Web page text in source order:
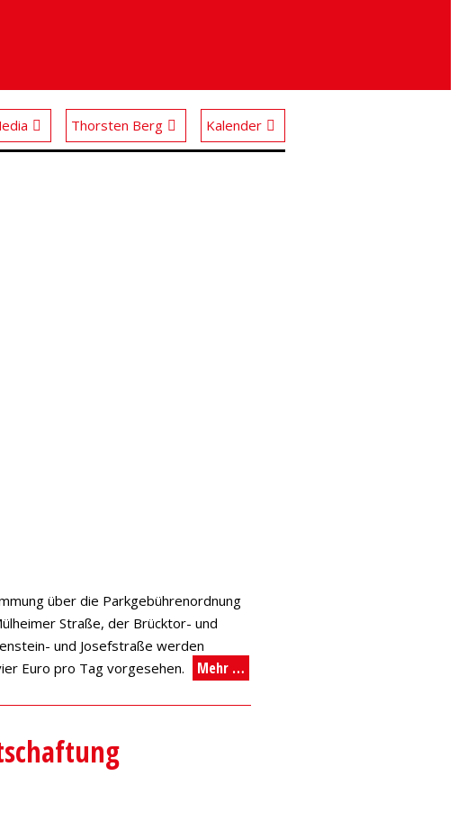
Thorsten Berg Kalender
über die Parkgebührenordnung
Straße, der Brücktor- und
und Josefstraße werden
Euro pro Tag vorgesehen.
Mehr …